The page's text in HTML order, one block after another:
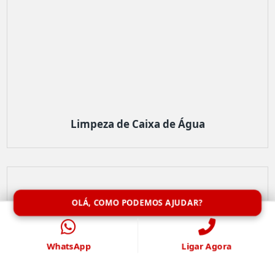
Limpeza de Caixa de Água
OLÁ, COMO PODEMOS AJUDAR?
WhatsApp Ligar Agora